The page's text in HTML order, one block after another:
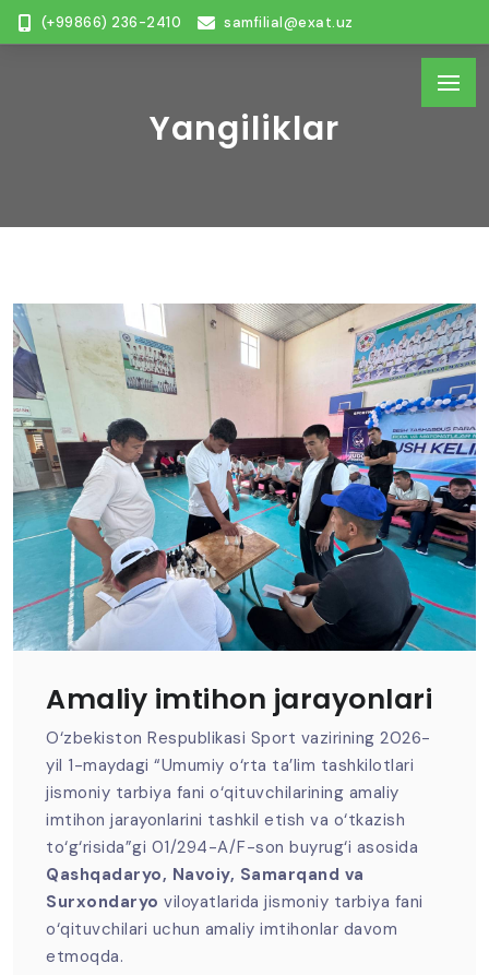
(+99866) 236-2410 samfilial@exat.uz
Yangiliklar
Amaliy imtihon jarayonlari
O‘zbekiston Respublikasi Sport vazirining 2026-
yil 1-maydagi “Umumiy o‘rta ta’lim tashkilotlari
jismoniy tarbiya fani o‘qituvchilarining amaliy
imtihon jarayonlarini tashkil etish va o‘tkazish
to‘g‘risida”gi 01/294-A/F-son buyrug‘i asosida
Qashqadaryo, Navoiy, Samarqand va
Surxondaryo viloyatlarida jismoniy tarbiya fani
o‘qituvchilari uchun amaliy imtihonlar davom
etmoqda.